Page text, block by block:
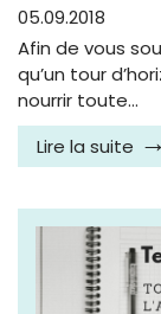
05.09.2018
Afin de vous
qu’un tour
nourrir toute…
Lire la suite